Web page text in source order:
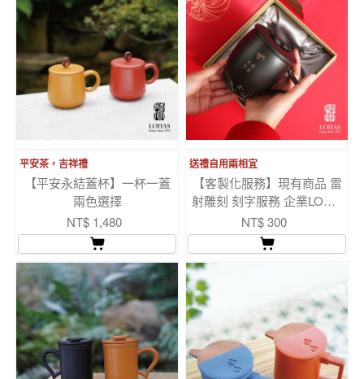
平安茶，吉祥禮
【平安永結蓋杯】一杯一蓋
兩色選擇
NT$ 1,480
送禮自用兩相宜
【客製化服務】現有商品 雷
射雕刻 刻字服務 企業LOGO
個人送禮
NT$ 300